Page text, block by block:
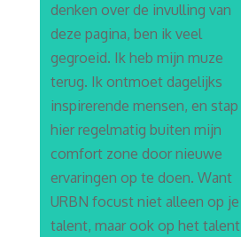
denken over de invulling van
deze pagina, ben ik veel
gegroeid. Ik heb mijn muze
terug. Ik ontmoet dagelijks
inspirerende mensen, en stap
hier regelmatig buiten mijn
comfort zone door nieuwe
ervaringen op te doen. Want
URBN focust niet alleen op je
talent, maar ook op het talent